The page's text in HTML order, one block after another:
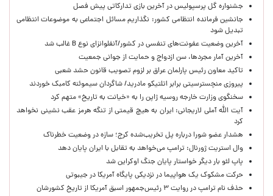
جشنواره گل پرسپولیس در آخرین بازی تدارکاتی پیش فصل
جانشین فرمانده انتظامی کشور: نگذاریم مسائل اجتماعی به موضوعات انتظامی
تبدیل شود
آخرین وضعیت عفونت‌های تنفسی در کشور/آنفلوانزای نوع B غالب شد
آخرین آمار مجردها، سن ازدواج و حمایت از جوانی جمعیت
تاکید معاون رئیس پارلمان عراق بر لزوم تصویب قانون حشد شعبی
پیروزی منچسترسیتی برابر اتلتیکو مادرید/ شاگردان سیموئنه کامبک خوردند
سخنگوی وزارت خارجه روسیه ژاپن را به «خیانت به تاریخ» متهم کرد
آیت الله آملی لاریجانی: ایران به هیچ قیمتی از تنگه هرمز عقب نشینی نخواهد
کرد
هشدار عضو شورا درباره پل تخریب‌شده کرج؛ سازه در وضعیت خطرناک
وال‌ استریت ژورنال: ترامپ می‌خواهد به تقابل با ایران پایان دهد
پاپ لئو بار دیگر خواستار پایان جنگ اوکراین شد
حرکت مشکوک یک هواپیما در نزدیکی پایگاه آمریکا در جیبوتی
حذف نام ترامپ در روایت ۳ رئیس‌جمهور اسبق آمریکا از تاریخ کشورشان